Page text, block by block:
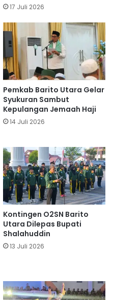
17 Juli 2026
Pemkab Barito Utara Gelar
Syukuran Sambut
Kepulangan Jemaah Haji
14 Juli 2026
Kontingen O2SN Barito
Utara Dilepas Bupati
Shalahuddin
13 Juli 2026